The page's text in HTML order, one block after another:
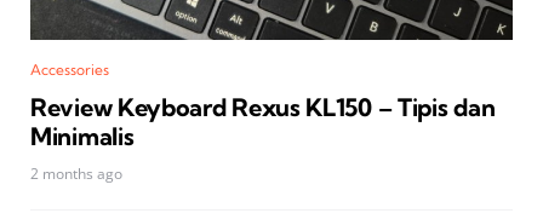
Accessories
Review Keyboard Rexus KL150 – Tipis dan
Minimalis
2 months ago